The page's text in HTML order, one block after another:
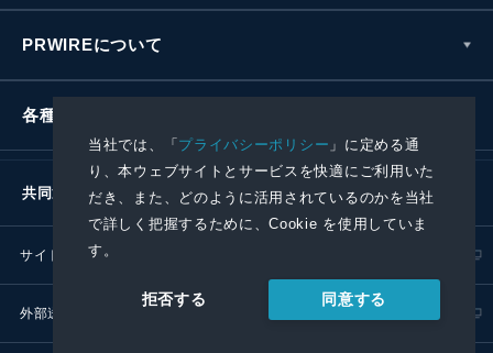
当社では、「プライバシーポリシー 」に定める通
り、本ウェブサイトとサービスを快適にご利用いた
だき、また、どのように活用されているのかを当社
で詳しく把握するために、Cookie を使用していま
す。
拒否する 同意する
PRWIREについて
各種お問い合わせ
共同通信社グループ
サイトポリシー
外部送信ポリシー